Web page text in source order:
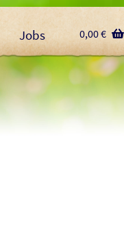
Jobs 0,00€